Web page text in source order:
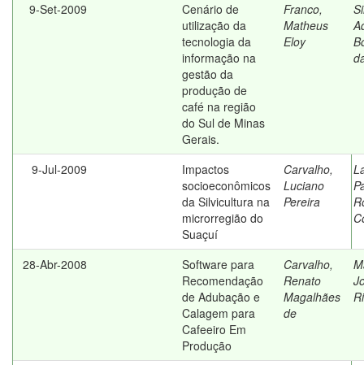
9-Set-2009
Cenário de
utilização da
tecnologia da
informação na
gestão da
produção de
café na região
do Sul de Minas
Gerais.
Franco,
Matheus
Eloy
9-Jul-2009
Impactos
socioeconômicos
da Silvicultura na
microrregião do
Suaçuí
Carvalho,
Luciano
Pereira
28-Abr-2008
Software para
Recomendação
de Adubação e
Calagem para
Cafeeiro Em
Produção
Carvalho,
Renato
Magalhães
de